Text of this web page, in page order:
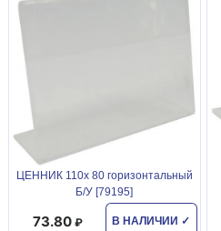
ЦЕННИК 110х 80 горизонтальный
Б/У [79195]
В НАЛИЧИИ ✓
73.80